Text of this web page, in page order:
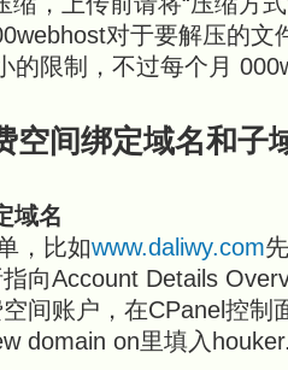
对于要解压的文
的限制，不过每个月
空间绑定域名和子
域名
，比如www.daliwy.com
向Account Details
间账户，在CPanel控制
domain on里填入